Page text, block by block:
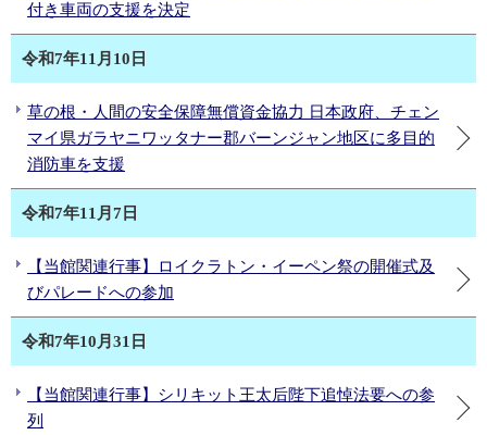
付き車両の支援を決定
令和7年11月10日
草の根・人間の安全保障無償資金協力 日本政府、チェン
マイ県ガラヤニワッタナー郡バーンジャン地区に多目的
消防車を支援
令和7年11月7日
【当館関連行事】ロイクラトン・イーペン祭の開催式及
びパレードへの参加
令和7年10月31日
【当館関連行事】シリキット王太后陛下追悼法要への参
列